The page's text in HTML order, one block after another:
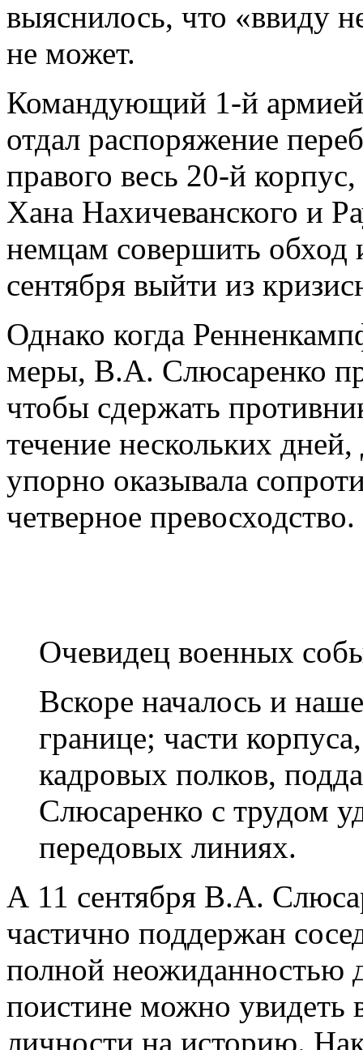
выяснилось, что «ввиду
не может.
Командующий 1-й армией
отдал распоряжение
правого весь 20-й
Хана Нахичеванского и
немцам совершить обход
сентября выйти из
Однако когда
меры, В.А. Слюсаренко
чтобы сдержать
течение нескольких
упорно оказывала
четверное превосходство.
Очевидец военных
Вскоре началось и
границе; части
кадровых полков,
Слюсаренко с трудом
передовых линиях.
А 11 сентября В.А.
частично поддержан
полной неожиданностью
поистине можно увидеть
личности на историю.